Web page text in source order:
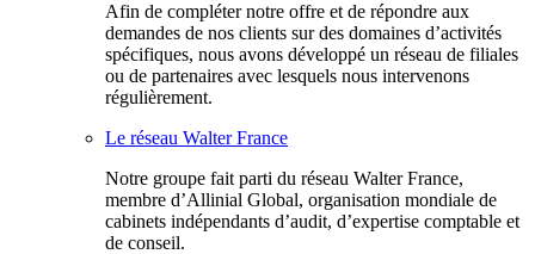
Afin de compléter notre offre et de répondre aux
demandes de nos clients sur des domaines d’activités
spécifiques, nous avons développé un réseau de filiales
ou de partenaires avec lesquels nous intervenons
régulièrement.
Le réseau Walter France
Notr​e groupe fait parti du réseau Walter France,
membre d’Allinial Global, organisation mondiale de
cabinets indépendants d’audit, d’expertise comptable et
de conseil.